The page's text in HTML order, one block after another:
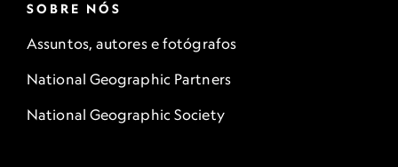
SOBRE NÓS
Assuntos, autores e fotógrafos
National Geographic Partners
National Geographic Society